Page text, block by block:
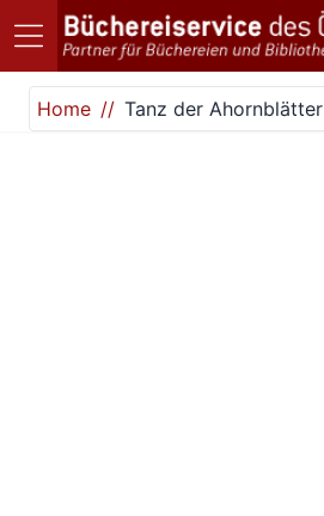
Direkt zum Inhalt
Home
Tanz der Ahornblätter